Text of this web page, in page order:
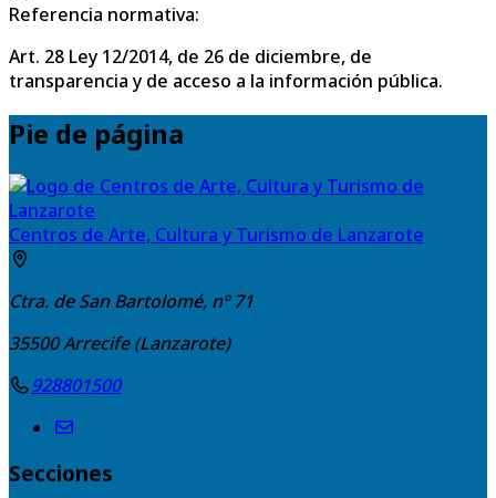
Referencia normativa:
Art. 28 Ley 12/2014, de 26 de diciembre, de
transparencia y de acceso a la información pública.
Pie de página
Centros de Arte, Cultura y Turismo de Lanzarote
Ctra. de San Bartolomé, nº 71
35500Arrecife (Lanzarote)
928801500
Secciones